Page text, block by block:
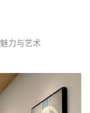
力与艺术